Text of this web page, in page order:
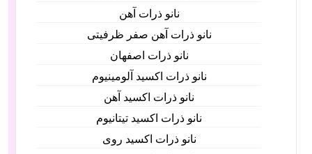
نانو ذرات آهن
نانو ذرات آهن صفر ظرفیتی
نانو ذرات اصفهان
نانو ذرات اکسید آلومینیوم
نانو ذرات اکسید آهن
نانو ذرات اکسید تیتانیوم
نانو ذرات اکسید روی